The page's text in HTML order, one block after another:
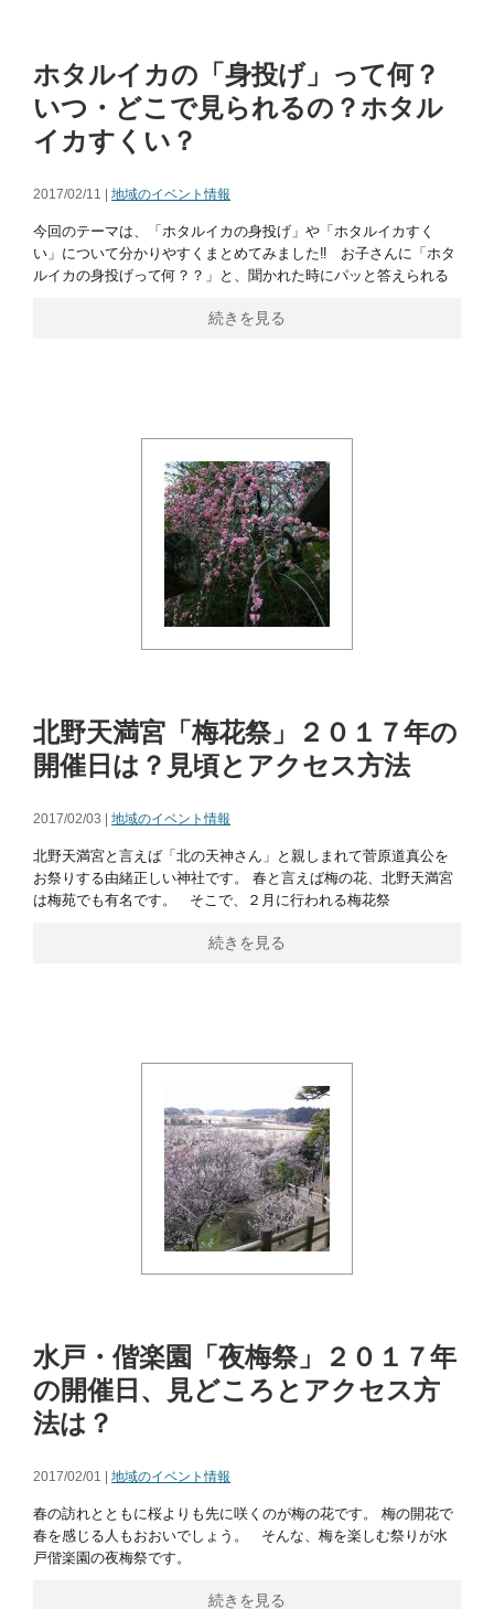
ホタルイカの「身投げ」って何？
いつ・どこで見られるの？ホタル
イカすくい？
2017/02/11 | 地域のイベント情報
今回のテーマは、「ホタルイカの身投げ」や「ホタルイカすく
い」について分かりやすくまとめてみました‼ お子さんに「ホタ
ルイカの身投げって何？？」と、聞かれた時にパッと答えられる
続きを見る
北野天満宮「梅花祭」２０１７年の
開催日は？見頃とアクセス方法
2017/02/03 | 地域のイベント情報
北野天満宮と言えば「北の天神さん」と親しまれて菅原道真公を
お祭りする由緒正しい神社です。 春と言えば梅の花、北野天満宮
は梅苑でも有名です。 そこで、２月に行われる梅花祭
続きを見る
水戸・偕楽園「夜梅祭」２０１７年
の開催日、見どころとアクセス方
法は？
2017/02/01 | 地域のイベント情報
春の訪れとともに桜よりも先に咲くのが梅の花です。 梅の開花で
春を感じる人もおおいでしょう。 そんな、梅を楽しむ祭りが水
戸偕楽園の夜梅祭です。
続きを見る